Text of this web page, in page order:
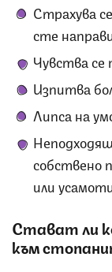
Страхува
сте
Чувства се
Изпитва
Липса на
собствено
или
Стават ли
към